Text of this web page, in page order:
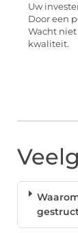
Uw
Door een
Wacht
kwaliteit.